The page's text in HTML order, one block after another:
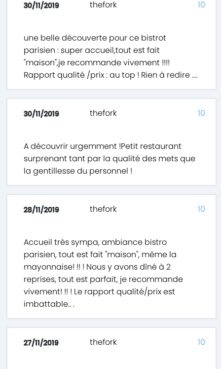
30/11/2019 thefork
une belle découverte pour ce bistrot
parisien : super accueil,tout est fait
"maison",je recommande vivement !!!!
Rapport qualité /prix : au top ! Rien à redire ....
10
30/11/2019 thefork
A découvrir urgemment !Petit restaurant
surprenant tant par la qualité des mets que
la gentillesse du personnel !
10
28/11/2019 thefork
Accueil très sympa, ambiance bistro
parisien, tout est fait "maison", même la
mayonnaise! !! ! Nous y avons dîné à 2
reprises, tout est parfait, je recommande
vivement! !! ! Le rapport qualité/prix est
imbattable.. .
10
27/11/2019 thefork 10